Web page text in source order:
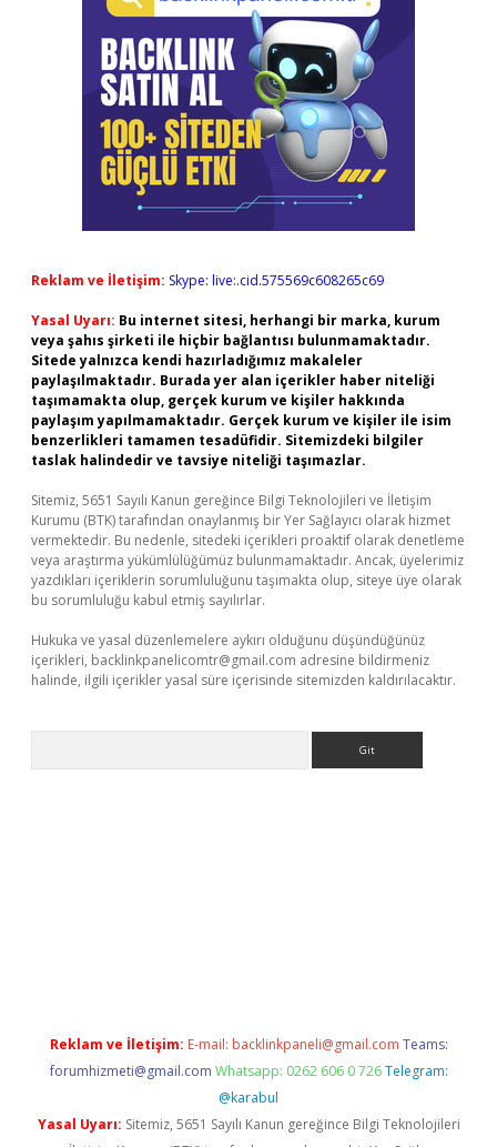
Reklam ve İletişim: Skype: live:.cid.575569c608265c69
Yasal Uyarı: Bu internet sitesi, herhangi bir marka, kurum
veya şahıs şirketi ile hiçbir bağlantısı bulunmamaktadır.
Sitede yalnızca kendi hazırladığımız makaleler
paylaşılmaktadır. Burada yer alan içerikler haber niteliği
taşımamakta olup, gerçek kurum ve kişiler hakkında
paylaşım yapılmamaktadır. Gerçek kurum ve kişiler ile isim
benzerlikleri tamamen tesadüfidir. Sitemizdeki bilgiler
taslak halindedir ve tavsiye niteliği taşımazlar.
Sitemiz, 5651 Sayılı Kanun gereğince Bilgi Teknolojileri ve İletişim
Kurumu (BTK) tarafından onaylanmış bir Yer Sağlayıcı olarak hizmet
vermektedir. Bu nedenle, sitedeki içerikleri proaktif olarak denetleme
veya araştırma yükümlülüğümüz bulunmamaktadır. Ancak, üyelerimiz
yazdıkları içeriklerin sorumluluğunu taşımakta olup, siteye üye olarak
bu sorumluluğu kabul etmiş sayılırlar.
Hukuka ve yasal düzenlemelere aykırı olduğunu düşündüğünüz
içerikleri, backlinkpanelicomtr@gmail.com adresine bildirmeniz
halinde, ilgili içerikler yasal süre içerisinde sitemizden kaldırılacaktır.
Reklam ve İletişim: E-mail: backlinkpaneli@gmail.com Teams:
forumhizmeti@gmail.com Whatsapp: 0262 606 0 726 Telegram:
@karabul
Yasal Uyarı: Sitemiz, 5651 Sayılı Kanun gereğince Bilgi Teknolojileri